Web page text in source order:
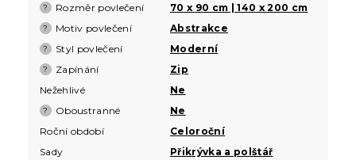
? Rozměr povlečení 70 x 90 cm | 140 x 200 cm
? Motiv povlečení Abstrakce
? Styl povlečení Moderní
? Zapínání
Zip
Nežehlivé
Ne
? Oboustranné
Ne
Roční období
Celoroční
Sady
Přikrývka a polštář